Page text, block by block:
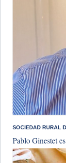
SOCIEDAD RURAL
Pablo Ginestet